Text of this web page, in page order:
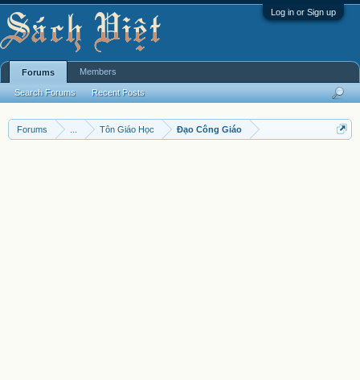
Log in or Sign up
Forums Tôn Giáo Học Đạo Công Giáo
Forums
Search Forums Recent Posts
Members